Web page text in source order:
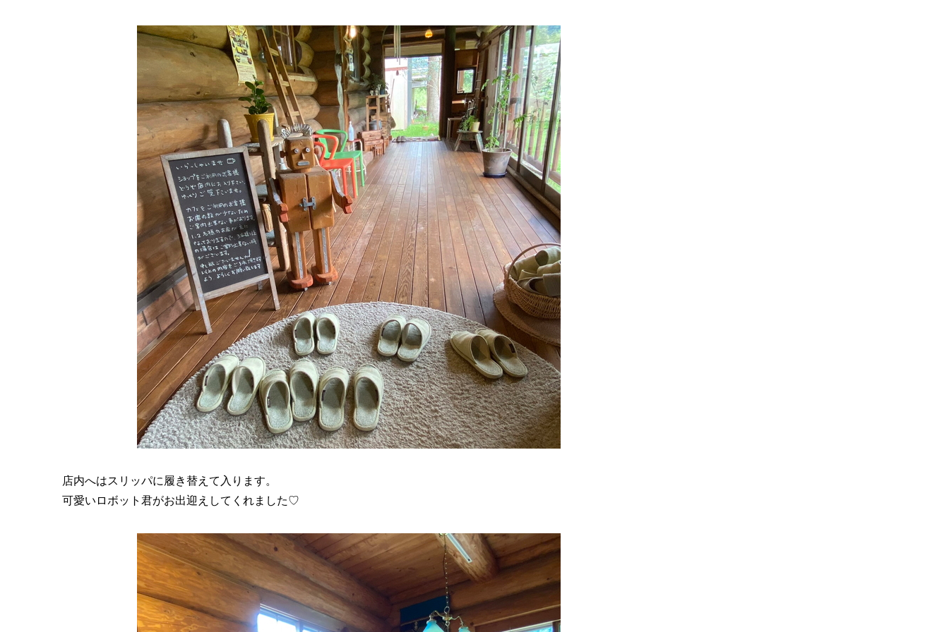
店内へはスリッパに履き替えて入ります。
可愛いロボット君がお出迎えしてくれました♡